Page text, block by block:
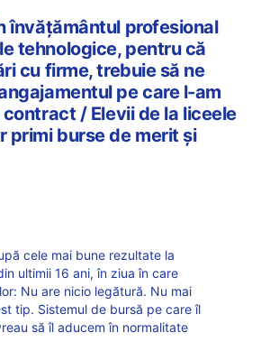
învățământul profesional
tehnologice, pentru că
cu firme, trebuie să ne
pe care l-am
/ Elevii de la liceele
primi burse de merit și
cele mai bune rezultate la
ultimii 16 ani, în ziua în care
Nu are nicio legătură. Nu mai
tip. Sistemul de bursă pe care îl
să îl aducem în normalitate